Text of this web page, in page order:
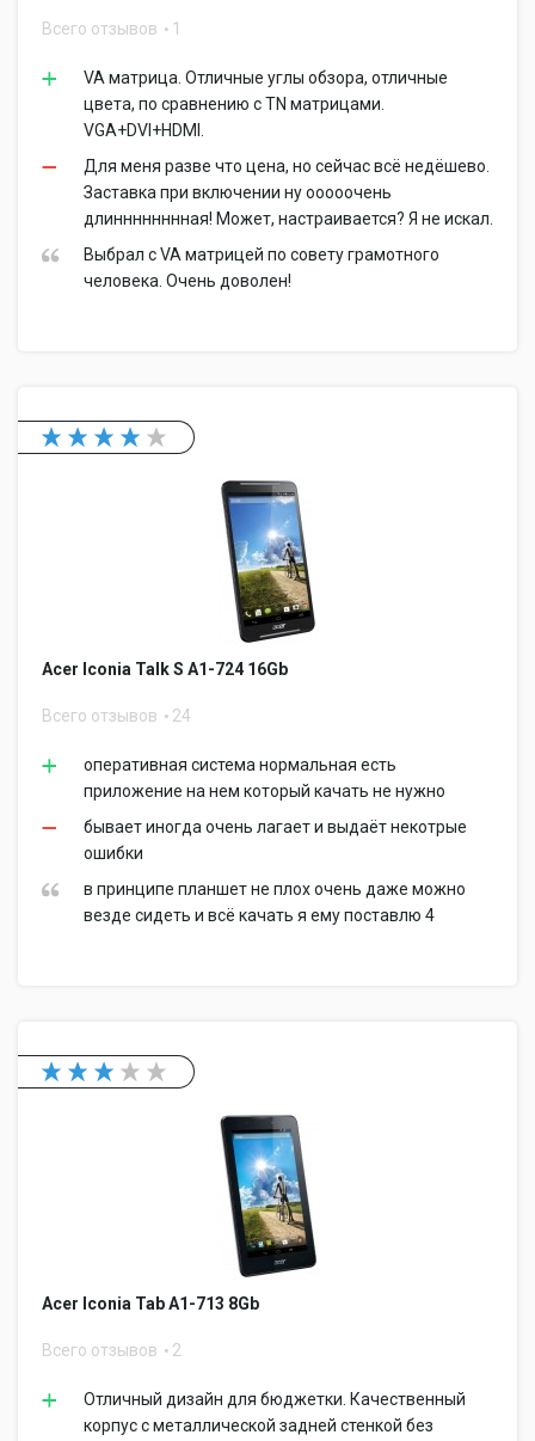
Всего отзывов 1
VA матрица. Отличные углы обзора, отличные
цвета, по сравнению с TN матрицами.
VGA+DVI+HDMI.
Для меня разве что цена, но сейчас всё недёшево.
Заставка при включении ну ооооочень
длинннннннная! Может, настраивается? Я не искал.
Выбрал с VA матрицей по совету грамотного
человека. Очень доволен!
Acer Iconia Talk S A1-724 16Gb
Всего отзывов 24
оперативная система нормальная есть
приложение на нем который качать не нужно
бывает иногда очень лагает и выдаёт некотрые
ошибки
в принципе планшет не плох очень даже можно
везде сидеть и всё качать я ему поставлю 4
Acer Iconia Tab A1-713 8Gb
Всего отзывов 2
Отличный дизайн для бюджетки. Качественный
корпус с металлической задней стенкой без